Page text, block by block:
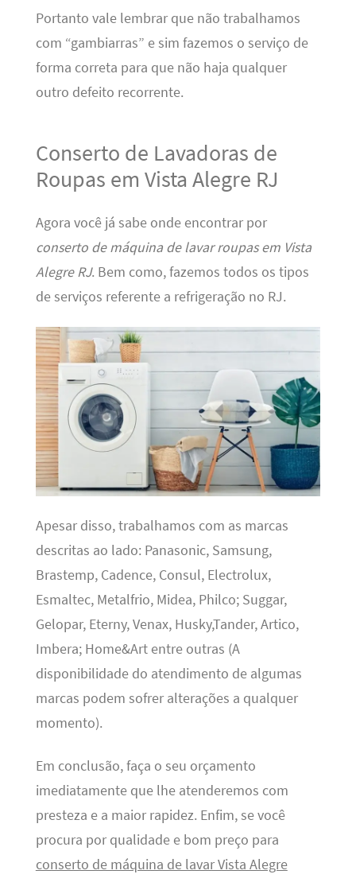
Portanto vale lembrar que não trabalhamos
com “gambiarras” e sim fazemos o serviço de
forma correta para que não haja qualquer
outro defeito recorrente.
Conserto de Lavadoras de
Roupas em Vista Alegre RJ
Agora você já sabe onde encontrar por
conserto de máquina de lavar roupas em Vista
Alegre RJ. Bem como, fazemos todos os tipos
de serviços referente a refrigeração no RJ.
Apesar disso, trabalhamos com as marcas
descritas ao lado: Panasonic, Samsung,
Brastemp, Cadence, Consul, Electrolux,
Esmaltec, Metalfrio, Midea, Philco; Suggar,
Gelopar, Eterny, Venax, Husky,Tander, Artico,
Imbera; Home&Art entre outras (A
disponibilidade do atendimento de algumas
marcas podem sofrer alterações a qualquer
momento).
Em conclusão, faça o seu orçamento
imediatamente que lhe atenderemos com
presteza e a maior rapidez. Enfim, se você
procura por qualidade e bom preço para
conserto de máquina de lavar Vista Alegre